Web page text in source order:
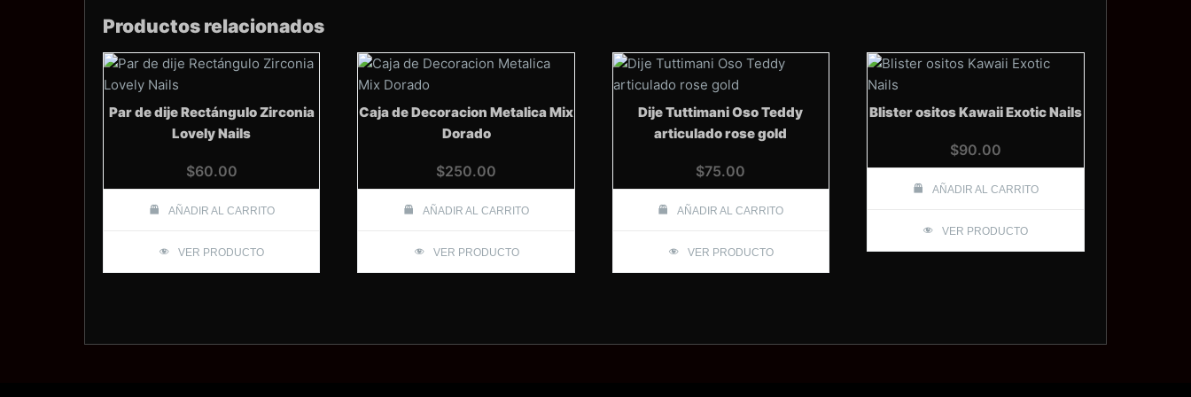
Productos relacionados
Par de dije Rectángulo Zirconia
Lovely Nails
$60.00
AÑADIR AL CARRITO
VER PRODUCTO
Caja de Decoracion Metalica Mix
Dorado
$250.00
AÑADIR AL CARRITO
VER PRODUCTO
Dije Tuttimani Oso Teddy
articulado rose gold
$75.00
AÑADIR AL CARRITO
VER PRODUCTO
Blister ositos Kawaii Exotic Nails
$90.00
AÑADIR AL CARRITO
VER PRODUCTO